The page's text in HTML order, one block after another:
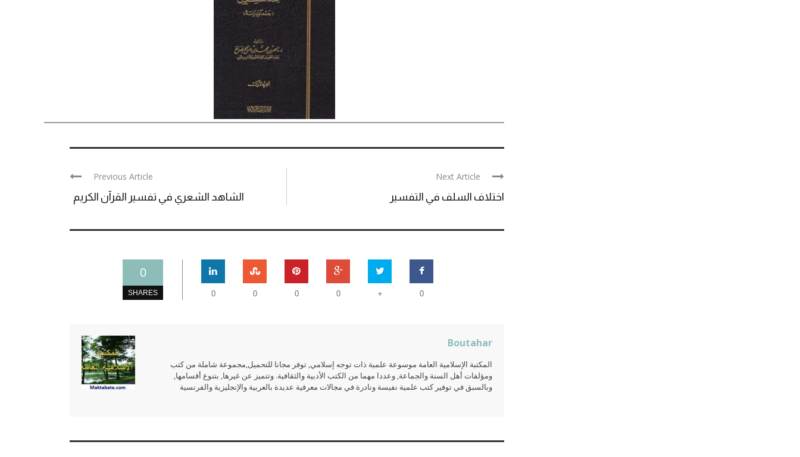
Previous Article
الشاهد الشعري في تفسير القرآن الكريم
Next Article
اختلاف السلف في التفسير
0
SHARES 0
+
0
0
0
0
Boutahar
المكتبة الإسلامية العامة موسوعة علمية ذات توجه إسلامي, توفر مجانا للتحميل,مجموعة شاملة من كتب
ومؤلفات أهل السنة والجماعة, وعددا مهما من الكتب الأدبية والثقافية. وتتميز عن غيرها, بتنوع أقسامها,
وبالسبق في توفير كتب علمية نفيسة ونادرة في مجالات معرفية عديدة بالعربية والإنجليزية والفرنسية